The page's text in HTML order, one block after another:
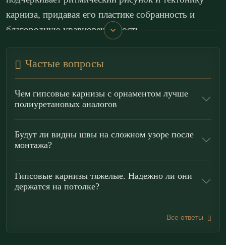
карниза, придавая его пластике собранность и
благородную уравновешенность.
классицизма и органично вписывается в
акцентирования периметра потолка, оформления
представительских пространств. Он формирует
архитектурную завершённость композиции,
интерьеру сдержанную торжественность.
Частые вопросы
Чем гипсовые карнизы с орнаментом лучше
полиуретановых аналогов
Будут ли видны швы на сложном узоре после
монтажа?
Гипсовые карнизы тяжелые. Надежно ли они
держатся на потолке?
Все ответы